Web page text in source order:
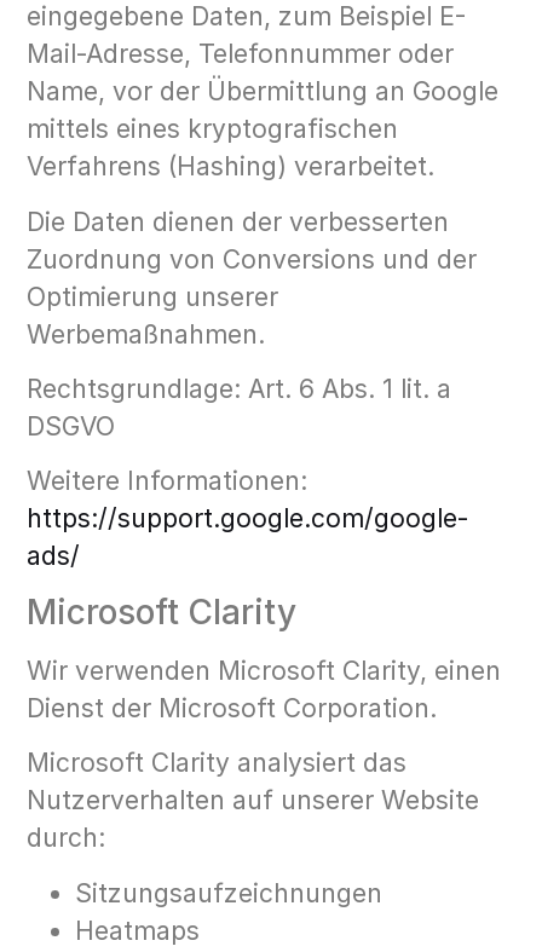
eingegebene Daten, zum Beispiel E-
Mail-Adresse, Telefonnummer oder
Name, vor der Übermittlung an Google
mittels eines kryptografischen
Verfahrens (Hashing) verarbeitet.
Die Daten dienen der verbesserten
Zuordnung von Conversions und der
Optimierung unserer
Werbemaßnahmen.
Rechtsgrundlage: Art. 6 Abs. 1 lit. a
DSGVO
Weitere Informationen:
https://support.google.com/google-
ads/
Microsoft Clarity
Wir verwenden Microsoft Clarity, einen
Dienst der Microsoft Corporation.
Microsoft Clarity analysiert das
Nutzerverhalten auf unserer Website
durch:
Sitzungsaufzeichnungen
Heatmaps